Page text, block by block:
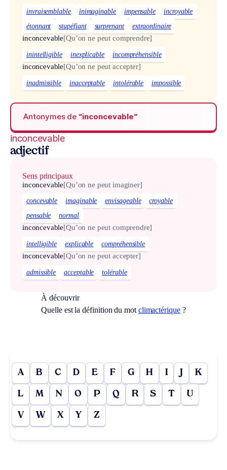
invraisemblable inimaginable impensable
incroyable
étonnant
stupéfiant surprenant extraordinaire
inconcevable[Qu’on ne peut comprendre]
inintelligible inexplicable incompréhensible
inconcevable[Qu’on ne peut accepter]
inadmissible inacceptable intolérable impossible
Antonymes de “inconcevable“
inconcevable
adjectif
Sens principaux
inconcevable[Qu’on ne peut imaginer]
concevable imaginable envisageable
croyable
pensable
normal
inconcevable[Qu’on ne peut comprendre]
intelligible explicable compréhensible
inconcevable[Qu’on ne peut accepter]
admissible acceptable tolérable
À découvrir
Quelle est la définition du mot climactérique?
A B C D E F G H I J K
L M N O P Q R S T U
V W X Y Z